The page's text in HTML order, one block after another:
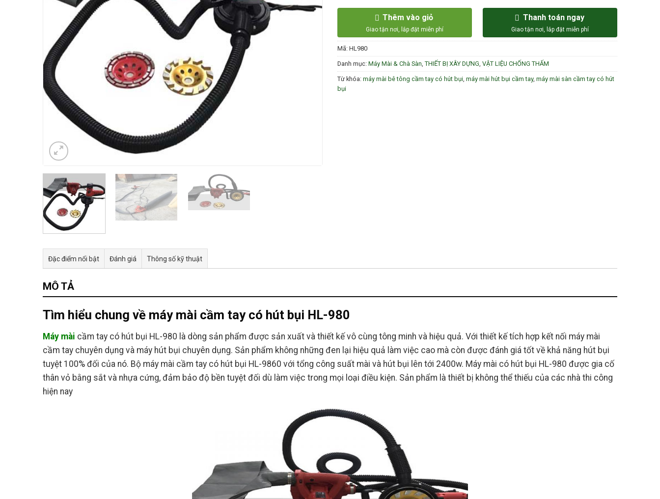
Thêm vào giỏ Thanh toán ngay
Mã: HL980
Danh mục: Máy Mài & Chà Sàn THIẾT BỊ XÂY DỰNG VẬT LIỆU CHỐNG THẤM
Từ khóa: máy mài bê tông cầm tay có hút bụi máy mài hút bụi cầm tay, máy mài sàn cầm tay có hút
bụi
Đặc điểm nổi bật Đánh giá Thông số kỹ thuật
MÔ TẢ
Tìm hiểu chung về máy mài cầm tay có hút bụi HL-980
Máy mài cầm tay có hút bụi HL-980 là dòng sản phẩm được sản xuất và thiết kế vô cùng tông minh và hiệu quả. Với thiết kế tích hợp kết nối máy mài
cầm tay chuyên dụng và máy hút bụi chuyên dụng. Sản phẩm không những đen lại hiệu quả làm việc cao mà còn được đánh giá tốt về khả năng hút bụi
tuyệt 100% đối của nó. Bộ máy mài cầm tay có hút bụi HL-9860 với tổng công suất mài và hút bụi lên tới 2400w. Máy mài có hút bụi HL-980 được gia cố
thân vỏ bằng sắt và nhựa cứng, đảm bảo độ bền tuyệt đối dù làm việc trong mọi loại điều kiện. Sản phẩm là thiết bị không thể thiếu của các nhà thi công
hiện nay